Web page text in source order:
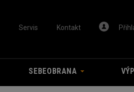
Servis Kontakt
SEBEOBRANA